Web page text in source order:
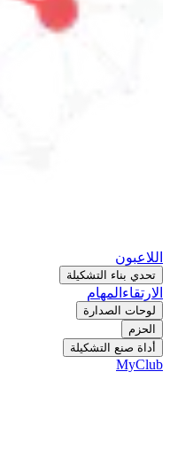
اللاعبون
تحدي بناء التشكيلة
الارتقاء المهام
لوحات الصدارة
الحزم
أداة صنع التشكيلة
MyClub